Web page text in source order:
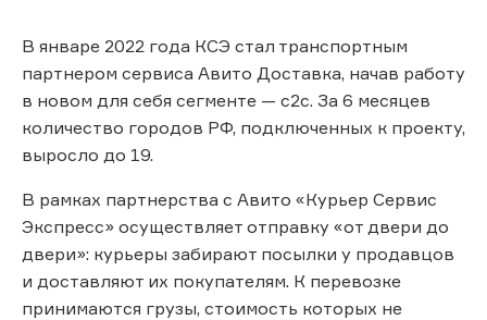
В январе 2022 года КСЭ стал транспортным
партнером сервиса Авито Доставка, начав работу
в новом для себя сегменте — с2c. За 6 месяцев
количество городов РФ, подключенных к проекту,
выросло до 19.
В рамках партнерства с Авито «Курьер Сервис
Экспресс» осуществляет отправку «от двери до
двери»: курьеры забирают посылки у продавцов
и доставляют их покупателям. К перевозке
принимаются грузы, стоимость которых не